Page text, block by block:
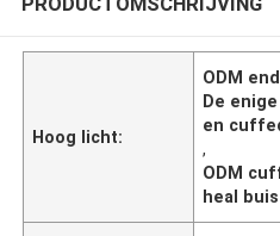
Hoog licht:
ODM
De
en
,
ODM
heal buis